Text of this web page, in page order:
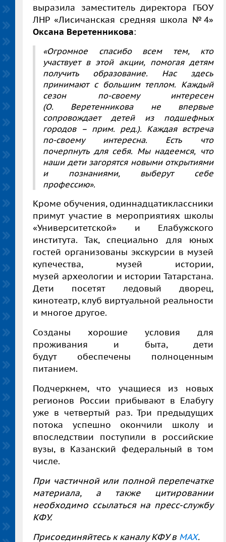
выразила заместитель директора ГБОУ
ЛНР «Лисичанская средняя школа №4»
Оксана Веретенникова:
«Огромное спасибо всем тем, кто
участвует в этой акции, помогая детям
получить образование. Нас здесь
принимают с большим теплом. Каждый
сезон по-своему интересен
(О. Веретенникова не впервые
сопровождает детей из подшефных
городов – прим. ред.). Каждая встреча
по-своему интересна. Есть что
почерпнуть для себя. Мы надеемся, что
наши дети загорятся новыми открытиями
и познаниями, выберут себе
профессию».
Кроме обучения, одиннадцатиклассники
примут участие в мероприятиях школы
«Университетской» и Елабужского
института. Так, специально для юных
гостей организованы экскурсии в музей
купечества, музей истории,
музей археологии и истории Татарстана.
Дети посетят ледовый дворец,
кинотеатр, клуб виртуальной реальности
и многое другое.
Созданы хорошие условия для
проживания и быта, дети
будут обеспечены полноценным
питанием.
Подчеркнем, что учащиеся из новых
регионов России прибывают в Елабугу
уже в четвертый раз. Три предыдущих
потока успешно окончили школу и
впоследствии поступили в российские
вузы, в Казанский федеральный в том
числе.
При частичной или полной перепечатке
материала, а также цитировании
необходимо ссылаться на пресс-службу
КФУ.
Присоединяйтесь к каналу КФУ в MAX.